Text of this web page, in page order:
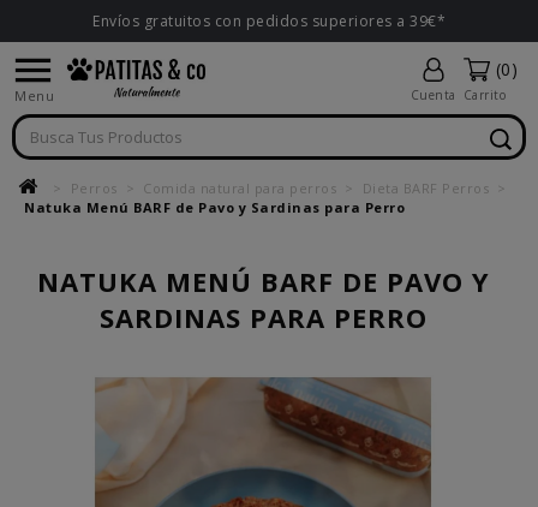
Envíos gratuitos con pedidos superiores a 39€*

Menu Cuenta
(0)
Carrito
Perros Comida natural para perros
Dieta BARF Perros
Natuka Menú BARF de Pavo y Sardinas para Perro
NATUKA MENÚ BARF DE PAVO Y
SARDINAS PARA PERRO